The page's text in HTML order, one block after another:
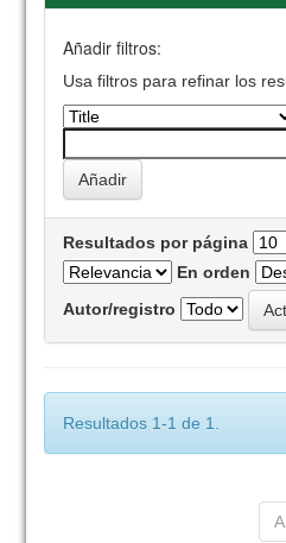
Añadir filtros:
Usa filtros para refinar los
Resultados por página
En orden
Autor/registro
Resultados 1-1 de 1.